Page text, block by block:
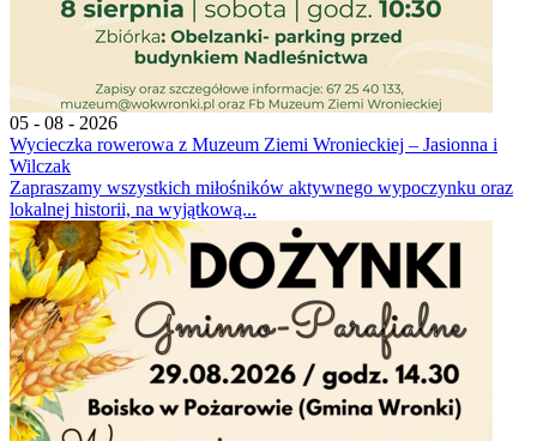
05 - 08 - 2026
Wycieczka rowerowa z Muzeum Ziemi Wronieckiej – Jasionna i
Wilczak
Zapraszamy wszystkich miłośników aktywnego wypoczynku oraz
lokalnej historii, na wyjątkową...